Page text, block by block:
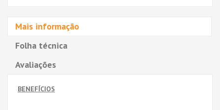
Mais informação
Folha técnica
Avaliações
BENEFÍCIOS